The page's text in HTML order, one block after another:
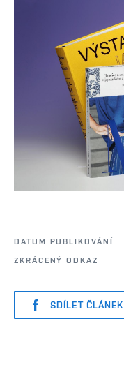
DATUM PUBLIKOVÁNÍ
ZKRÁCENÝ ODKAZ
SDÍLET ČLÁNEK